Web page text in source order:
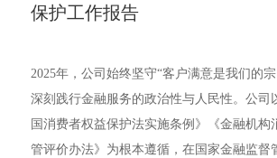
保护工作报告
2025年，公司始终坚守“客户满意是我们的宗
深刻践行金融服务的政治性与人民性。公司
国消费者权益保护法实施条例》《金融机构
管评价办法》为根本遵循，在国家金融监督